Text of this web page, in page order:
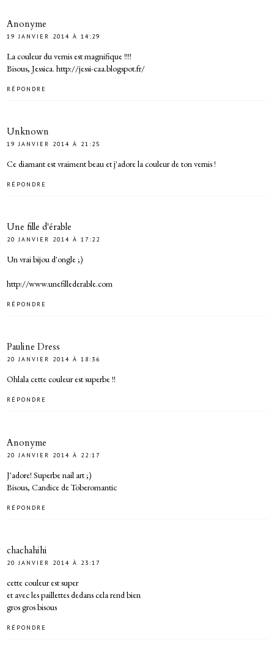
Anonyme
19 JANVIER 2014 À 14:29
La couleur du vernis est magnifique !!!!
Bisous, Jessica. http://jessi-caa.blogspot.fr/
RÉPONDRE
Unknown
19 JANVIER 2014 À 21:25
Ce diamant est vraiment beau et j'adore la couleur de ton vernis !
RÉPONDRE
Une fille d'érable
20 JANVIER 2014 À 17:22
Un vrai bijou d'ongle ;)
http://www.unefillederable.com
RÉPONDRE
Pauline Dress
20 JANVIER 2014 À 18:36
Ohlala cette couleur est superbe !!
RÉPONDRE
Anonyme
20 JANVIER 2014 À 22:17
J'adore! Superbe nail art ;)
Bisous, Candice de Toberomantic
RÉPONDRE
chachahihi
20 JANVIER 2014 À 23:17
cette couleur est super
et avec les paillettes dedans cela rend bien
gros gros bisous
RÉPONDRE